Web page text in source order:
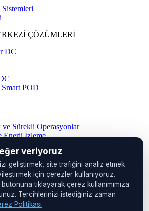
ÇÖZÜMLERİ
DC
POD
Sürekli Operasyonlar
Enerji İzleme
veriyoruz
geliştirmek, site trafiğini analiz etmek
için çerezler kullanıyoruz.
tıklayarak çerez kullanımımıza
Tercihlerinizi istediğiniz zaman
Politikası